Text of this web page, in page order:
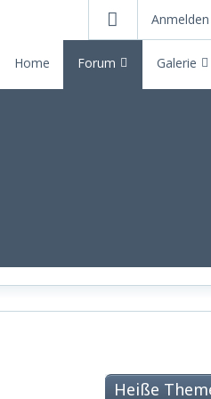
Home Forum Galerie
Heiße